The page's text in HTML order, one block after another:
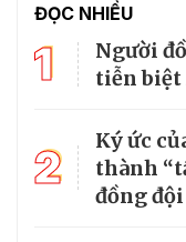
ĐỌC NHIỀU
1
Người
tiễn biệt
2
Ký ức
thành
đồng đội